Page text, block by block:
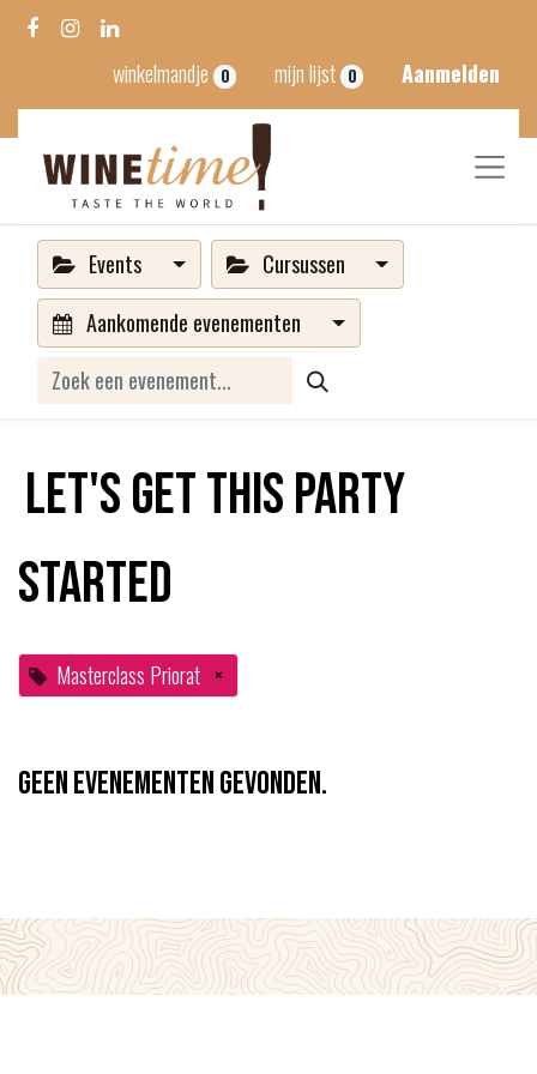
winkelmandje 0 mijn lijst 0 Aanmelden
Events
Cursussen
Aankomende evenementen
Let's get this party
started
Masterclass Priorat ×
Geen evenementen gevonden.